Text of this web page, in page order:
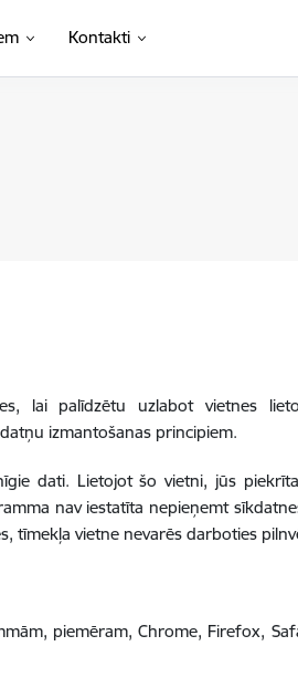
Kontakti
lai palīdzētu uzlabot vietnes
izmantošanas principiem.
dati. Lietojot šo vietni, jūs
nav iestatīta nepieņemt
tīmekļa vietne nevarēs darboties
piemēram, Chrome, Firefox,